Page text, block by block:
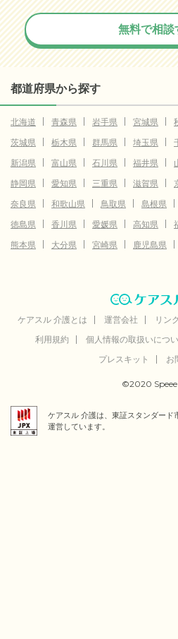
無料で相談
都道府県から探す
北海道 青森県 岩手県 宮城県
茨城県
栃木県 群馬県 埼玉県
新潟県
富山県 石川県 福井県
静岡県
愛知県 三重県 滋賀県
奈良県
和歌山県 鳥取県 島根県
徳島県
香川県 愛媛県 高知県
熊本県
大分県 宮崎県 鹿児島県
ケアスル 介護とは 運営会社 リン
利用規約
個人情報の取扱いにつ
プレスキット
お
©2020 Speee
ケアスル 介護は、東証スタンダー
運営しています。